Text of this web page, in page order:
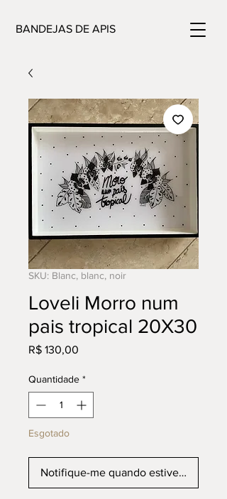
BANDEJAS DE APIS
SKU: Blanc, blanc, noir
Loveli Morro num
pais tropical 20X30
R$ 130,00
Quantidade *
Esgotado
Notifique-me quando estiver